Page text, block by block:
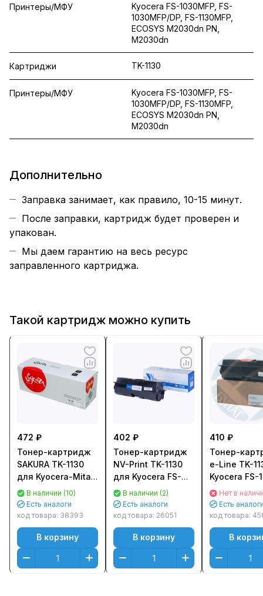
Принтеры/МФУ
Kyocera FS-1030MFP, FS-
1030MFP/DP, FS-1130MFP,
ECOSYS M2030dn PN,
M2030dn
Картриджи TK-1130
Принтеры/МФУ
Kyocera FS-1030MFP, FS-
1030MFP/DP, FS-1130MFP,
ECOSYS M2030dn PN,
M2030dn
Дополнительно
Заправка занимает, как правило, 10-15 минут.
После заправки, картридж будет проверен и
упакован.
Мы даем гарантию на весь ресурс
заправленного картриджа.
Такой картридж можно купить
472 ₽
Тонер-картридж
SAKURA TK-1130
для Kyocera-Mita
FS-1030/ 1130MFP
(3 000стр.)
Черный (Black)
В наличии (10)
Есть аналоги
код товара: 38393
В корзину
402 ₽
Тонер-картридж
NV-Print TK-1130
для Kyocera FS-
1030/ 1130MFP
(3000стр.)
В наличии (2)
Есть аналоги
код товара: 26051
В корзину
410 ₽
Тонер-
e-Line TK-
Kyocera FS-
1130
чипом
Нет в
Есть
код товара:
В